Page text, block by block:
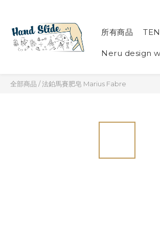
所有商品
Neru design
全部商品 /法鉑馬賽肥皂 Marius Fabre